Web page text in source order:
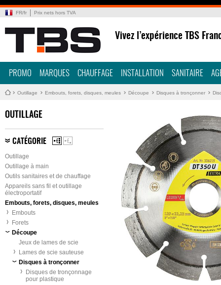
FR/fr Prix nets hors TVA
Vivez l’expérience TBS
PROMO MARQUES CHAUFFAGE INSTALLATION SANITAIRE
Outillage Embouts, forets, disques, meules Découpe Disques à tronçonner
OUTILLAGE
CATÉGORIE
Outillage
Outillage à main
Outils sanitaires et de chauffage
Appareils sans fil et outillage
électroportatif
Embouts, forets, disques, meules
Embouts
Forets
Découpe
Jeux de lames de scie
Lames de scie sauteuse
Disques à tronçonner
Disques de tronçonnage
pour plastique